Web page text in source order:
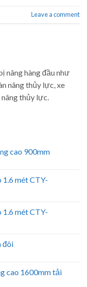
Leave a comment
nâng hàng đầu như
nâng thủy lực, xe
thủy lực.
cao 900mm
1.6 mét CTY-
1.6 mét CTY-
đôi
cao 1600mm tải